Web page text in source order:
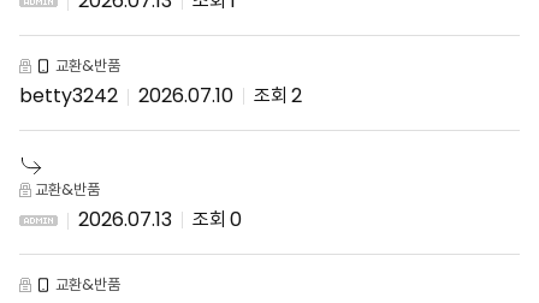
교환&반품
betty3242 2026.07.10 2
교환&반품
2026.07.13 0
교환&반품